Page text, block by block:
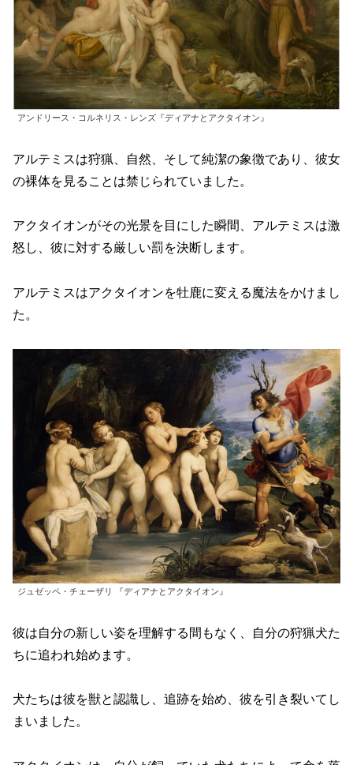
アンドリース・コルネリス・レンズ『ディアナとアクタイオン』
アルテミスは狩猟、自然、そして純潔の象徴であり、彼女
の裸体を見ることは禁じられていました。
アクタイオンがその光景を目にした瞬間、アルテミスは激
怒し、彼に対する厳しい罰を決断します。
アルテミスはアクタイオンを牡鹿に変える魔法をかけまし
た。
ジュゼッペ・チェーザリ 『ディアナとアクタイオン』
彼は自分の新しい姿を理解する間もなく、自分の狩猟犬た
ちに追われ始めます。
犬たちは彼を獣と認識し、追跡を始め、彼を引き裂いてし
まいました。